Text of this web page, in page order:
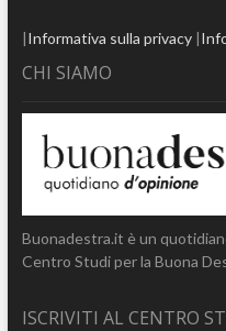
|Informativa sulla privacy|
CHI SIAMO
Buonadestra.it è un
Centro Studi per la Buona
ISCRIVITI AL CENTRO